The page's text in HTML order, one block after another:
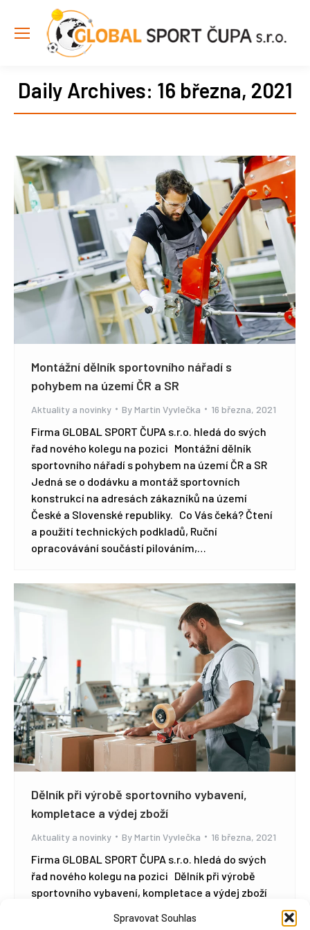
Spravovat Souhlas
Daily Archives: 16 března, 2021
Montážní dělník sportovního nářadí s
pohybem na území ČR a SR
Aktuality a novinky ByMartin Vyvlečka 16 března, 2021
Firma GLOBAL SPORT ČUPA s.r.o. hledá do svých
řad nového kolegu na pozici Montážní dělník
sportovního nářadí s pohybem na území ČR a SR
Jedná se o dodávku a montáž sportovních
konstrukcí na adresách zákazníků na území
České a Slovenské republiky. Co Vás čeká? Čtení
a použití technických podkladů, Ruční
opracovávání součástí pilováním,…
Dělník při výrobě sportovního vybavení,
kompletace a výdej zboží
Aktuality a novinky ByMartin Vyvlečka 16 března, 2021
Firma GLOBAL SPORT ČUPA s.r.o. hledá do svých
řad nového kolegu na pozici Dělník při výrobě
sportovního vybavení, kompletace a výdej zboží
podkladů. Ruční opracovávání součástí pilováním,